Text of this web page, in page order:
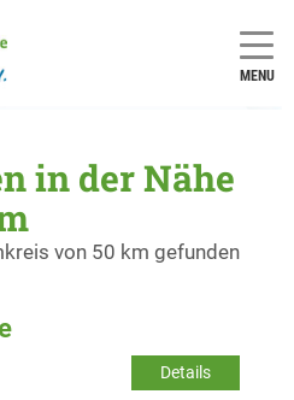
MENU
in der Nähe
von 50 km gefunden
Details